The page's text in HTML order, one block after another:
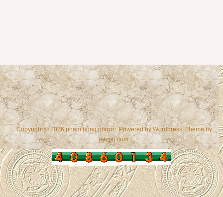
Copyright © 2026 phạm hồng phước. Powered byWordpress, Theme by
gazpo.com.